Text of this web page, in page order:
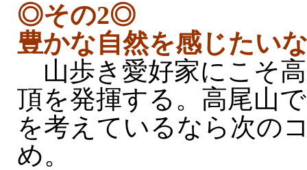
◎その2◎
豊かな自然を感じたい
山歩き愛好家にこそ
頂を発揮する。高尾山
を考えているなら次の
め。